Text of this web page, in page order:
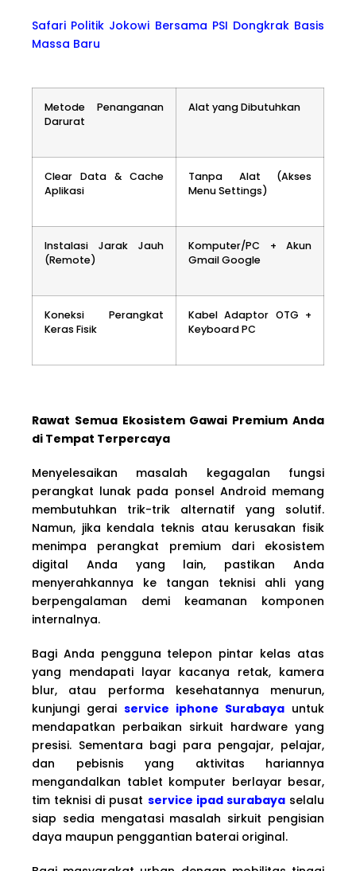
Safari Politik Jokowi Bersama PSI Dongkrak Basis
Massa Baru
Metode Penanganan
Darurat
Alat yang Dibutuhkan
Clear Data & Cache
Aplikasi
Tanpa Alat (Akses
Menu Settings)
Instalasi Jarak Jauh
(Remote)
Komputer/PC + Akun
Gmail Google
Koneksi Perangkat
Keras Fisik
Kabel Adaptor OTG +
Keyboard PC
Rawat Semua Ekosistem Gawai Premium Anda
di Tempat Terpercaya
Menyelesaikan masalah kegagalan fungsi
perangkat lunak pada ponsel Android memang
membutuhkan trik-trik alternatif yang solutif.
Namun, jika kendala teknis atau kerusakan fisik
menimpa perangkat premium dari ekosistem
digital Anda yang lain, pastikan Anda
menyerahkannya ke tangan teknisi ahli yang
berpengalaman demi keamanan komponen
internalnya.
Bagi Anda pengguna telepon pintar kelas atas
yang mendapati layar kacanya retak, kamera
blur, atau performa kesehatannya menurun,
kunjungi gerai service iphone Surabaya untuk
mendapatkan perbaikan sirkuit hardware yang
presisi. Sementara bagi para pengajar, pelajar,
dan pebisnis yang aktivitas hariannya
mengandalkan tablet komputer berlayar besar,
tim teknisi di pusat service ipad surabayaselalu
siap sedia mengatasi masalah sirkuit pengisian
daya maupun penggantian baterai original.